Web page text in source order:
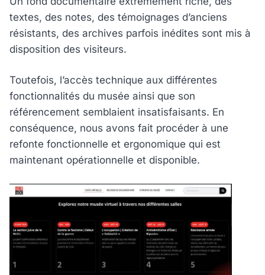
textes, des notes, des témoignages d’anciens
résistants, des archives parfois inédites sont mis à
disposition des visiteurs.
Toutefois, l’accès technique aux différentes
fonctionnalités du musée ainsi que son
référencement semblaient insatisfaisants. En
conséquence, nous avons fait procéder à une
refonte fonctionnelle et ergonomique qui est
maintenant opérationnelle et disponible.